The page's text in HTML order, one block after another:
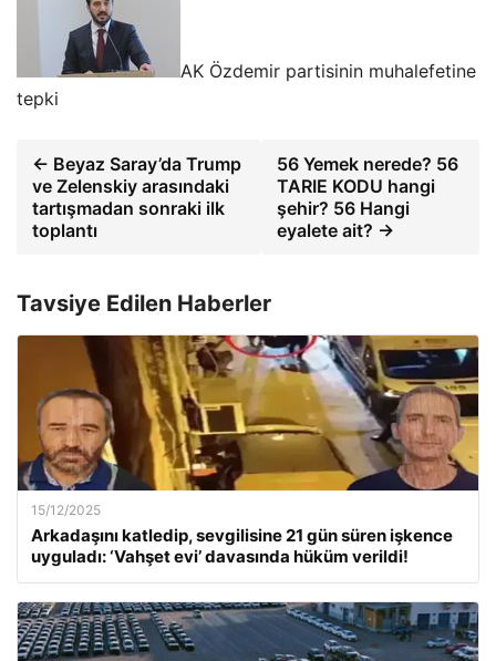
AK Özdemir partisinin muhalefetine
tepki
← Beyaz Saray’da Trump
ve Zelenskiy arasındaki
tartışmadan sonraki ilk
toplantı
56 Yemek nerede? 56
TARIE KODU hangi
şehir? 56 Hangi
eyalete ait? →
Tavsiye Edilen Haberler
15/12/2025
Arkadaşını katledip, sevgilisine 21 gün süren işkence
uyguladı: ‘Vahşet evi’ davasında hüküm verildi!